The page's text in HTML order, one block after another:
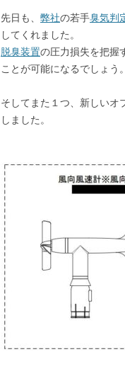
先日も、 弊社の若手臭気判
してくれました。
脱臭装置の圧力損失を把握
ことが可能になるでしょう。
そしてまた１つ、新しいオ
しました。